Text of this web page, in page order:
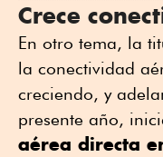
Crece
En otro tema, la
la conectividad
creciendo, y
presente año,
aérea directa